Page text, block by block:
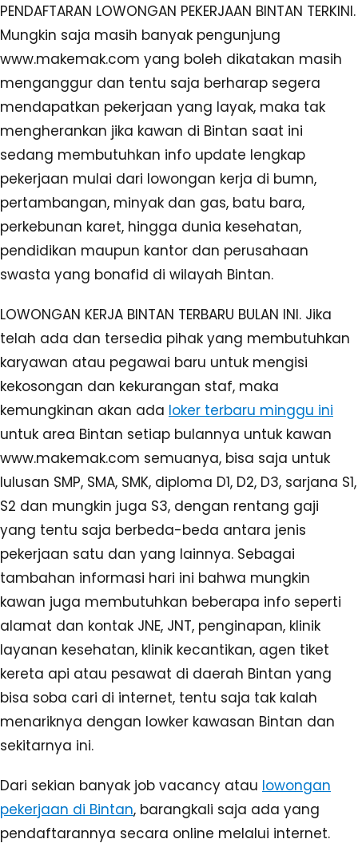
PENDAFTARAN LOWONGAN PEKERJAAN BINTAN TERKINI.
Mungkin saja masih banyak pengunjung
www.makemak.com yang boleh dikatakan masih
menganggur dan tentu saja berharap segera
mendapatkan pekerjaan yang layak, maka tak
mengherankan jika kawan di Bintan saat ini
sedang membutuhkan info update lengkap
pekerjaan mulai dari lowongan kerja di bumn,
pertambangan, minyak dan gas, batu bara,
perkebunan karet, hingga dunia kesehatan,
pendidikan maupun kantor dan perusahaan
swasta yang bonafid di wilayah Bintan.
LOWONGAN KERJA BINTAN TERBARU BULAN INI. Jika
telah ada dan tersedia pihak yang membutuhkan
karyawan atau pegawai baru untuk mengisi
kekosongan dan kekurangan staf, maka
kemungkinan akan ada loker terbaru minggu ini
untuk area Bintan setiap bulannya untuk kawan
www.makemak.com semuanya, bisa saja untuk
lulusan SMP, SMA, SMK, diploma D1, D2, D3, sarjana S1,
S2 dan mungkin juga S3, dengan rentang gaji
yang tentu saja berbeda-beda antara jenis
pekerjaan satu dan yang lainnya. Sebagai
tambahan informasi hari ini bahwa mungkin
kawan juga membutuhkan beberapa info seperti
alamat dan kontak JNE, JNT, penginapan, klinik
layanan kesehatan, klinik kecantikan, agen tiket
kereta api atau pesawat di daerah Bintan yang
bisa soba cari di internet, tentu saja tak kalah
menariknya dengan lowker kawasan Bintan dan
sekitarnya ini.
Dari sekian banyak job vacancy atau lowongan
pekerjaan di Bintan, barangkali saja ada yang
pendaftarannya secara online melalui internet.